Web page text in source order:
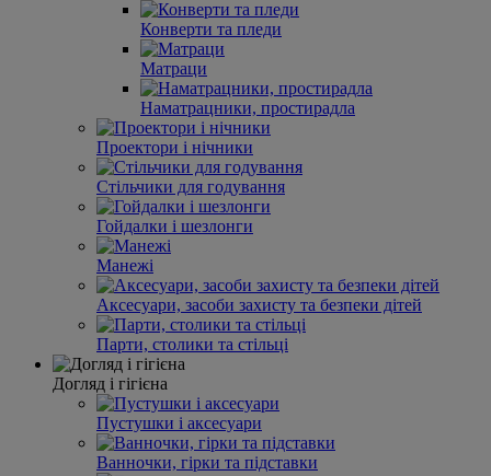
Конверти та пледи
Матраци
Наматрацники, простирадла
Проектори і нічники
Стільчики для годування
Гойдалки і шезлонги
Манежі
Аксесуари, засоби захисту та безпеки дітей
Парти, столики та стільці
Догляд і гігієна
Пустушки і аксесуари
Ванночки, гірки та підставки